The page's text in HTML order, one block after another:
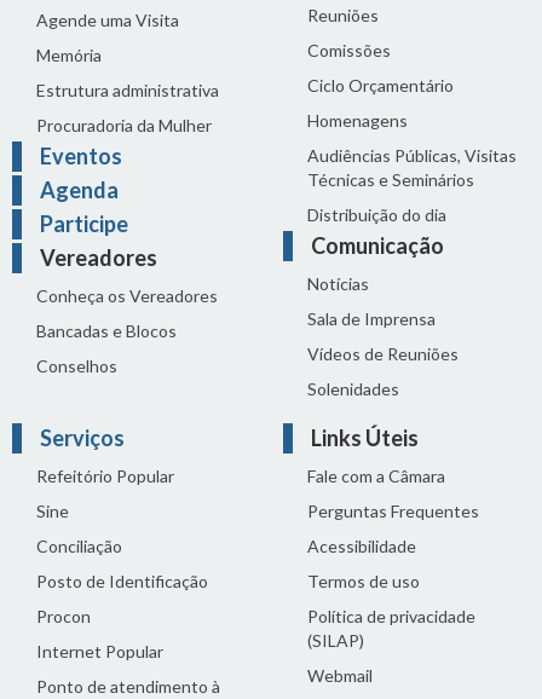
Agende uma Visita
Memória
Estrutura administrativa
Procuradoria da Mulher
Eventos
Agenda
Participe
Vereadores
Conheça os Vereadores
Bancadas e Blocos
Conselhos
Reuniões
Comissões
Ciclo Orçamentário
Homenagens
Audiências Públicas, Visitas
Técnicas e Seminários
Distribuição do dia
Comunicação
Notícias
Sala de Imprensa
Vídeos de Reuniões
Solenidades
Serviços
Refeitório Popular
Sine
Conciliação
Posto de Identificação
Procon
Internet Popular
Ponto de atendimento à
Links Úteis
Fale com a Câmara
Perguntas Frequentes
Acessibilidade
Termos de uso
Política de privacidade
(SILAP)
Webmail